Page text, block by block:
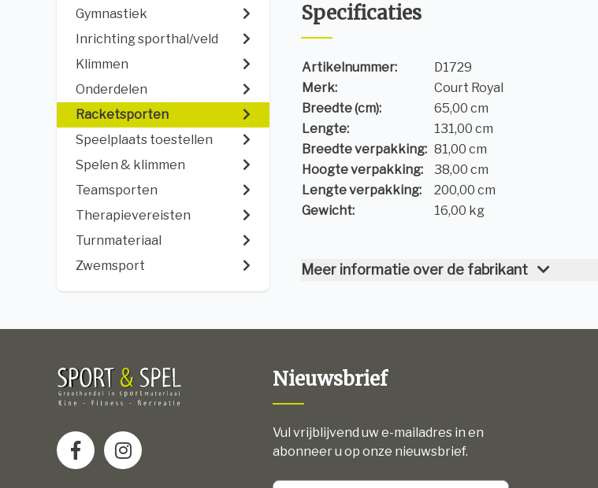
Gymnastiek
Inrichting sporthal/veld
Klimmen
Onderdelen
Racketsporten
Speelplaats toestellen
Spelen & klimmen
Teamsporten
Therapievereisten
Turnmateriaal
Zwemsport
Specificaties
Artikelnummer:
D1729
Merk:
Court Royal
Breedte (cm):
65,00 cm
Lengte:
131,00 cm
Breedte verpakking: 81,00 cm
Hoogte verpakking:
38,00 cm
Lengte verpakking:
200,00 cm
Gewicht:
16,00 kg
Meer informatie over de fabrikant
Nieuwsbrief
Vul vrijblijvend uw e-mailadres in en
abonneer u op onze nieuwsbrief.